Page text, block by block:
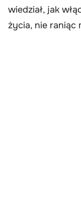
wiedział, jak
życia, nie raniąc